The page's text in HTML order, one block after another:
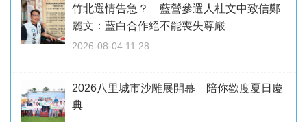
竹北選情告急？ 藍營參選人杜文中致信鄭
麗文：藍白合作絕不能喪失尊嚴
2026-08-04 11:28
2026八里城市沙雕展開幕 陪你歡度夏日慶
典